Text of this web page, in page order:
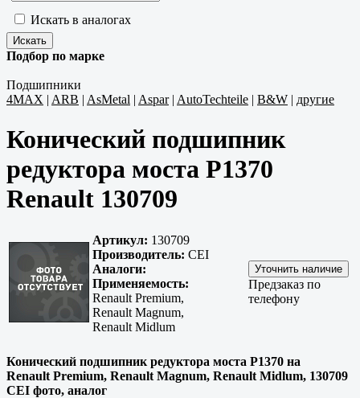
Искать в аналогах
Подбор по марке
Подшипники
4MAX | ARB | AsMetal | Aspar| AutoTechteile | B&W | другие
Конический подшипник
редуктора моста P1370
Renault 130709
Артикул: 130709
Производитель: CEI
Аналоги:
Применяемость:
Renault Premium,
Renault Magnum,
Renault Midlum
Предзаказ по
телефону
Конический подшипник редуктора моста P1370 на
Renault Premium, Renault Magnum, Renault Midlum, 130709
CEI фото, аналог